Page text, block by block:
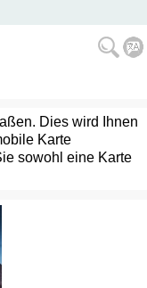
Dies wird Ihnen
Karte
sowohl eine Karte